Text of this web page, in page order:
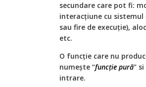
secundare care pot fi:
interacţiune cu sistemul
sau fire de execuţie),
etc.
O funcţie care nu
numeşte “funcţie pură”
intrare.